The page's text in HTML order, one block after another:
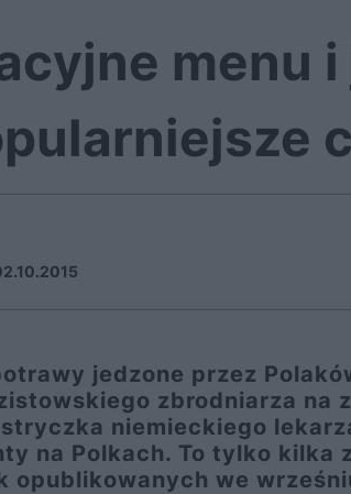
menu
jedzone przez
zbrodniarza na
niemieckiego
na Polkach. To tylko kilka
opublikowanych we